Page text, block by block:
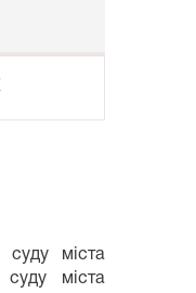
міста
суду міста